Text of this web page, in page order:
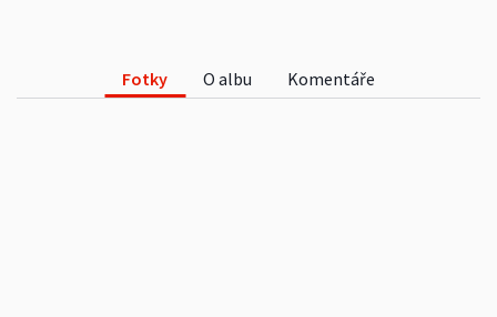
Fotky O albu Komentáře